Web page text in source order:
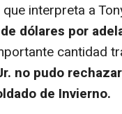
interpreta a
dólares por
cantidad
no pudo
de Invierno.